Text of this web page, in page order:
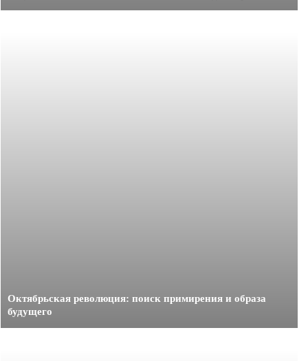
Октябрьская революция: поиск примирения и образа
будущего